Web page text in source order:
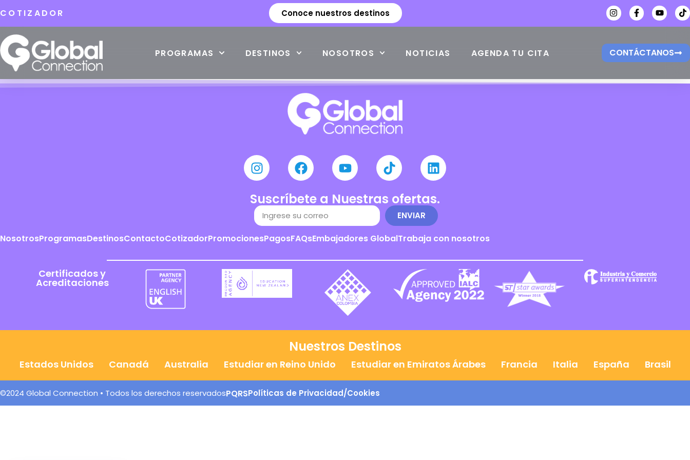
COTIZADOR Conoce nuestros destinos
PROGRAMAS DESTINOS NOSOTROS NOTICIAS AGENDA TU CITA CONTÁCTANOS
Suscríbete a Nuestras ofertas.
ENVIAR
NosotrosProgramasDestinosContactoCotizadorPromocionesPagosFAQsEmbajadores GlobalTrabaja con nosotros
Certificados y
Acreditaciones
Nuestros Destinos
Estados Unidos Canadá Australia Estudiar en Reino Unido Estudiar en Emiratos Árabes Francia Italia España Brasil
©2024 Global Connection • Todos los derechos reservadosPQRSPolíticas de Privacidad/Cookies